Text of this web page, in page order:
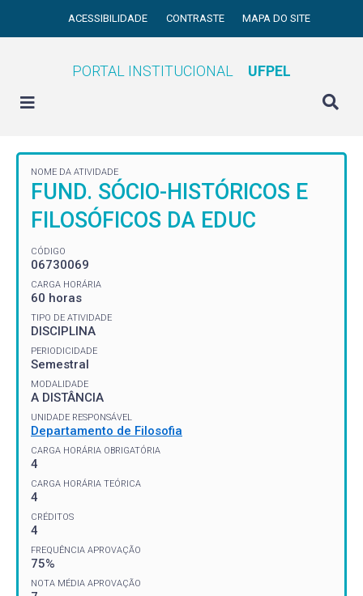
ACESSIBILIDADE CONTRASTE MAPA DO SITE
PORTAL INSTITUCIONAL UFPEL
NOME DA ATIVIDADE
FUND. SÓCIO-HISTÓRICOS E
FILOSÓFICOS DA EDUC
CÓDIGO
06730069
CARGA HORÁRIA
60 horas
TIPO DE ATIVIDADE
DISCIPLINA
PERIODICIDADE
Semestral
MODALIDADE
A DISTÂNCIA
UNIDADE RESPONSÁVEL
Departamento de Filosofia
CARGA HORÁRIA OBRIGATÓRIA
4
CARGA HORÁRIA TEÓRICA
4
CRÉDITOS
4
FREQUÊNCIA APROVAÇÃO
75%
NOTA MÉDIA APROVAÇÃO